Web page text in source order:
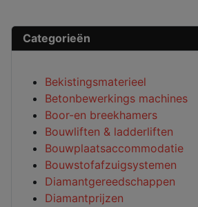
Categorieën
Bekistingsmaterieel
Betonbewerkings machines
Boor-en breekhamers
Bouwliften & ladderliften
Bouwplaatsaccommodatie
Bouwstofafzuigsystemen
Diamantgereedschappen
Diamantprijzen